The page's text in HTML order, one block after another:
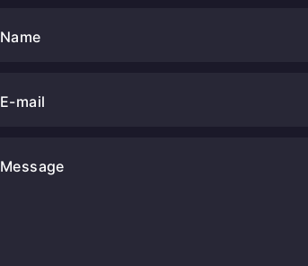
Name
E-mail
Message